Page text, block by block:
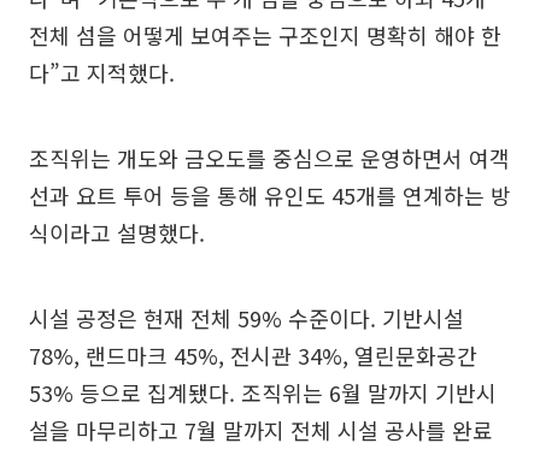
전체 섬을 어떻게 보여주는 구조인지 명확히 해야 한
다”고 지적했다.
조직위는 개도와 금오도를 중심으로 운영하면서 여객
선과 요트 투어 등을 통해 유인도 45개를 연계하는 방
식이라고 설명했다.
시설 공정은 현재 전체 59% 수준이다. 기반시설
78%, 랜드마크 45%, 전시관 34%, 열린문화공간
53% 등으로 집계됐다. 조직위는 6월 말까지 기반시
설을 마무리하고 7월 말까지 전체 시설 공사를 완료